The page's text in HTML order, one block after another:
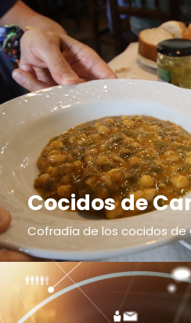
Cocidos de
Cofradía de los cocidos de